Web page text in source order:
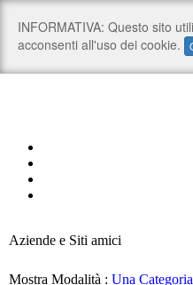
Aziende e Siti amici
Mostra Modalità : Una Categoria